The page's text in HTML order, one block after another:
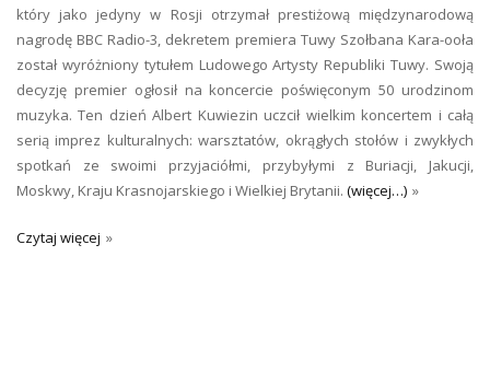
który jako jedyny w Rosji otrzymał prestiżową międzynarodową
nagrodę BBC Radio-3, dekretem premiera Tuwy Szołbana Kara-ooła
został wyróżniony tytułem Ludowego Artysty Republiki Tuwy. Swoją
decyzję premier ogłosił na koncercie poświęconym 50 urodzinom
muzyka. Ten dzień Albert Kuwiezin uczcił wielkim koncertem i całą
serią imprez kulturalnych: warsztatów, okrągłych stołów i zwykłych
spotkań ze swoimi przyjaciółmi, przybyłymi z Buriacji, Jakucji,
Moskwy, Kraju Krasnojarskiego i Wielkiej Brytanii. (więcej…)
Czytaj więcej